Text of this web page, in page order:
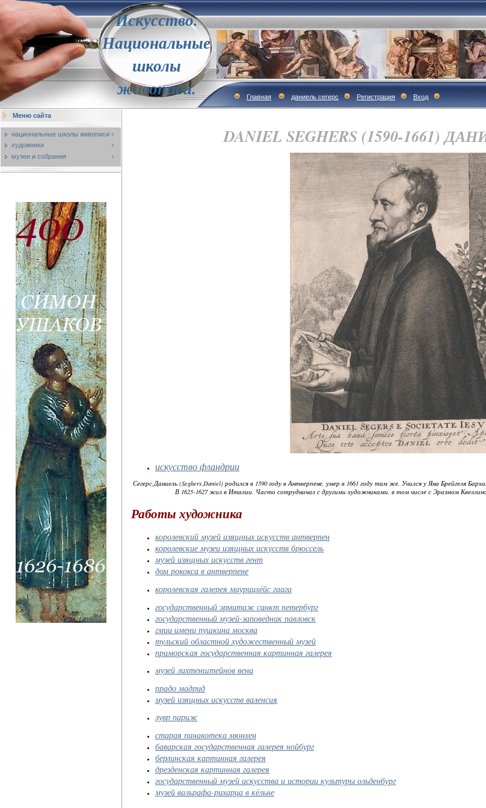
Искусство.
Национальные
школы
живописи.
Главная даниель сегерс Регистрация Вход
Меню сайта
национальные школы живописи
художники
музеи и собрания
DANIEL SEGHERS (1590-1661)
искусство фландрии
Сегерс,Даниель (Seghers,Daniel) родился в 1590 году в Антверпене, умер в 1661 году там же. Учился у Яна Брейгеля
В 1625-1627 жил в Италии. Часто сотрудничал с другими художниками, в том числе с Эразмом
Работы художника
королевский музей изящных искусств антверпен
королевские музеи изящных искусств брюссель
музей изящных искусств гент
дом рококса в антверпене
королевская галерея маурицхёйс гаага
государственный эрмитаж санкт петербург
государственный музей-заповедник павловск
гмии имени пушкина москва
тульский областной художественный музей
приморская государственная картинная галерея
музей лихтенштейнов вена
прадо мадрид
музей изящных искусств валенсия
лувр париж
старая пинакотека мюнхен
баварская государственная галерея нойбург
берлинская картинная галерея
дрезденская картинная галерея
государственный музей искусства и истории культуры ольденбург
музей вальрафа-рихарца в кёльне